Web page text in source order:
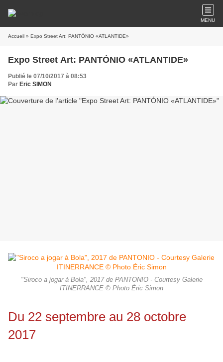
MENU
Accueil » Expo Street Art: PANTÓNIO «ATLANTIDE»
Expo Street Art: PANTÓNIO «ATLANTIDE»
Publié le 07/10/2017 à 08:53
Par Eric SIMON
"Siroco a jogar à Bola", 2017 de PANTONIO - Courtesy Galerie
ITINERRANCE © Photo Éric Simon
Du 22 septembre au 28 octobre
2017